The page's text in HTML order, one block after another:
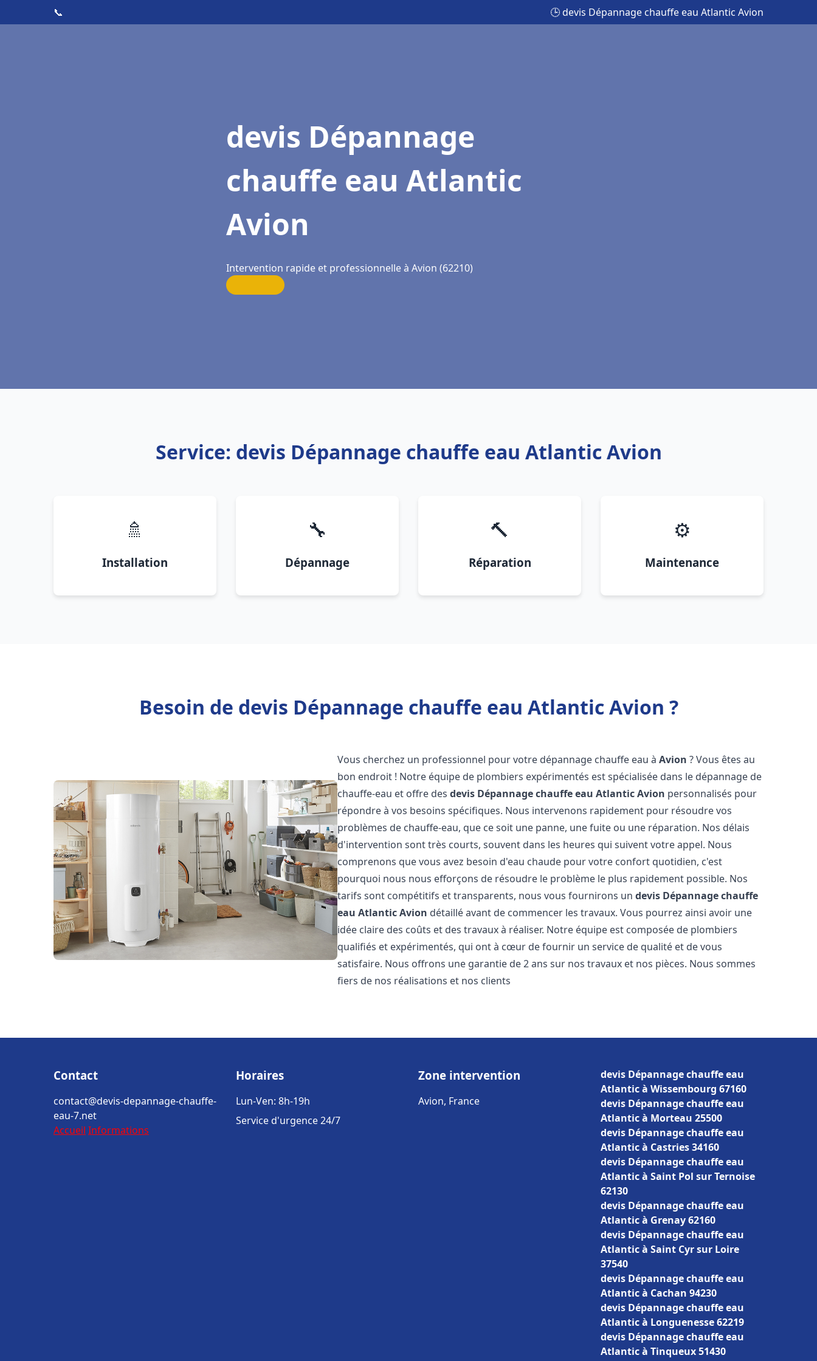
📞 🕒 devis Dépannage chauffe eau Atlantic Avion
devis Dépannage
chauffe eau Atlantic
Avion
Intervention rapide et professionnelle à Avion (62210)
Service: devis Dépannage chauffe eau Atlantic Avion
🚿
Installation
🔧
Dépannage
🔨
Réparation
⚙️
Maintenance
Besoin de devis Dépannage chauffe eau Atlantic Avion ?
Vous cherchez un professionnel pour votre dépannage chauffe eau àAvion ? Vous êtes au
bon endroit ! Notre équipe de plombiers expérimentés est spécialisée dans le dépannage de
chauffe-eau et offre desdevis Dépannage chauffe eau AtlanticAvion personnalisés pour
répondre à vos besoins spécifiques. Nous intervenons rapidement pour résoudre vos
problèmes de chauffe-eau, que ce soit une panne, une fuite ou une réparation. Nos délais
d'intervention sont très courts, souvent dans les heures qui suivent votre appel. Nous
comprenons que vous avez besoin d'eau chaude pour votre confort quotidien, c'est
pourquoi nous nous efforçons de résoudre le problème le plus rapidement possible. Nos
tarifs sont compétitifs et transparents, nous vous fournirons undevis Dépannage chauffe
eau AtlanticAvion détaillé avant de commencer les travaux. Vous pourrez ainsi avoir une
idée claire des coûts et des travaux à réaliser. Notre équipe est composée de plombiers
qualifiés et expérimentés, qui ont à cœur de fournir un service de qualité et de vous
satisfaire. Nous offrons une garantie de 2 ans sur nos travaux et nos pièces. Nous sommes
fiers de nos réalisations et nos clients
Contact
contact@devis-depannage-chauffe-
eau-7.net
Accueil Informations
Horaires
Lun-Ven: 8h-19h
Service d'urgence 24/7
Zone intervention
Avion, France
devis Dépannage chauffe eau
Atlantic à Wissembourg 67160
devis Dépannage chauffe eau
Atlantic à Morteau 25500
devis Dépannage chauffe eau
Atlantic à Castries 34160
devis Dépannage chauffe eau
Atlantic à Saint Pol sur Ternoise
62130
devis Dépannage chauffe eau
Atlantic à Grenay 62160
devis Dépannage chauffe eau
Atlantic à Saint Cyr sur Loire
37540
devis Dépannage chauffe eau
Atlantic à Cachan 94230
devis Dépannage chauffe eau
Atlantic à Longuenesse 62219
devis Dépannage chauffe eau
Atlantic à Tinqueux 51430